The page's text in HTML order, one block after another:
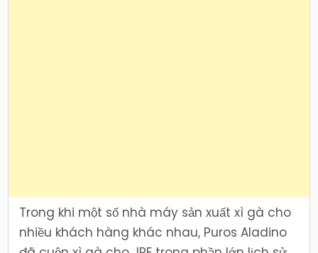
Trong khi một số nhà máy sản xuất xì gà cho
nhiều khách hàng khác nhau, Puros Aladino